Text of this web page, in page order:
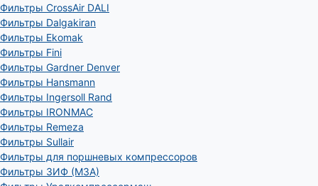
Фильтры CrossAir DALI
Фильтры Dalgakiran
Фильтры Ekomak
Фильтры Fini
Фильтры Gardner Denver
Фильтры Hansmann
Фильтры Ingersoll Rand
Фильтры IRONMAC
Фильтры Remeza
Фильтры Sullair
Фильтры для поршневых компрессоров
Фильтры ЗИФ (МЗА)